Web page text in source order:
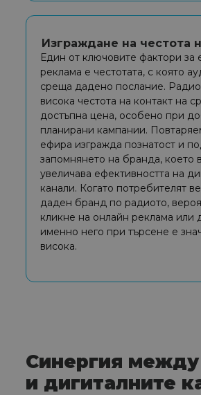
Изграждане на честота
Един от ключовите фактори за
реклама е честотата, с която
среща дадено послание.
висока честота на контакт на
достъпна цена, особено при
планирани кампании.
ефира изгражда познатост и
запомнянето на бранда, което
увеличава ефективността на
канали. Когато потребителят
даден бранд по радиото,
кликне на онлайн реклама или
именно него при търсене е
висока.
Синергия
и дигиталните